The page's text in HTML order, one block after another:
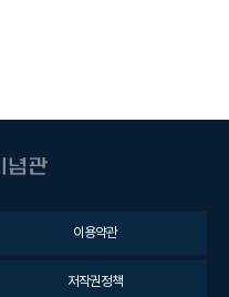
이용약관
저작권정책